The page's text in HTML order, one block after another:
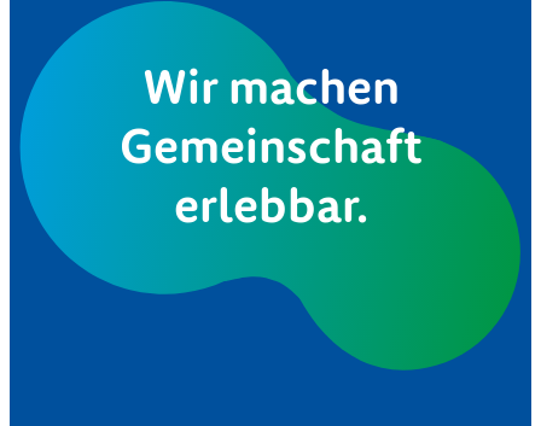
Wir machen
Gemeinschaft
erlebbar.